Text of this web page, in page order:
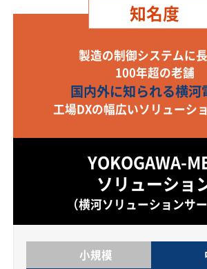
知名度
製造の制御システムに
100年超の老舗
国内外に知られる横河
工場DXの幅広いソリューシ
YOKOGAWA-
ソリューショ
（横河ソリューションサー
小規模